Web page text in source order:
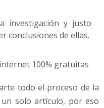
investigación y justo
conclusiones de ellas.
100% gratuitas
todo el proceso de la
solo artículo, por eso